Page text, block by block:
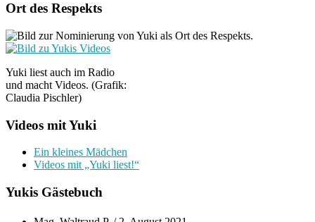
Ort des Respekts
Yuki liest auch im Radio
und macht Videos. (Grafik:
Claudia Pischler)
Videos mit Yuki
Ein kleines Mädchen
Videos mit „Yuki liest!“
Yukis Gästebuch